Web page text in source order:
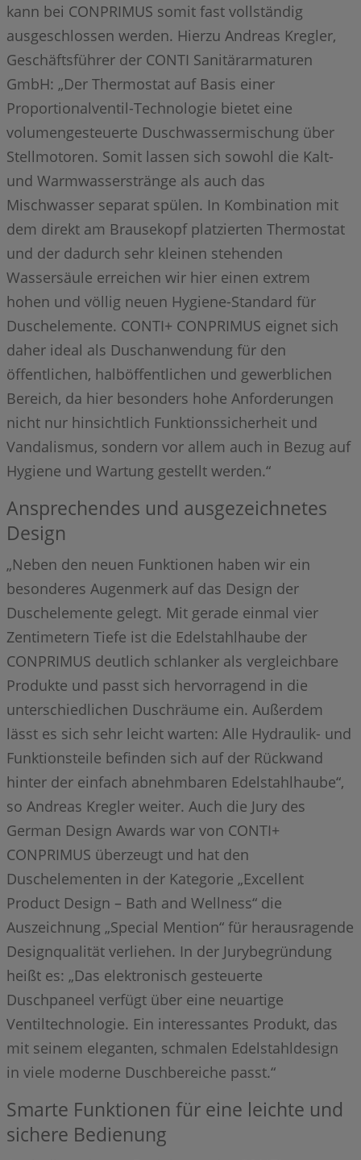
kann bei CONPRIMUS somit fast vollständig
ausgeschlossen werden. Hierzu Andreas Kregler,
Geschäftsführer der CONTI Sanitärarmaturen
GmbH: „Der Thermostat auf Basis einer
Proportionalventil-Technologie bietet eine
volumengesteuerte Duschwassermischung über
Stellmotoren. Somit lassen sich sowohl die Kalt-
und Warmwasserstränge als auch das
Mischwasser separat spülen. In Kombination mit
dem direkt am Brausekopf platzierten Thermostat
und der dadurch sehr kleinen stehenden
Wassersäule erreichen wir hier einen extrem
hohen und völlig neuen Hygiene-Standard für
Duschelemente. CONTI+ CONPRIMUS eignet sich
daher ideal als Duschanwendung für den
öffentlichen, halböffentlichen und gewerblichen
Bereich, da hier besonders hohe Anforderungen
nicht nur hinsichtlich Funktionssicherheit und
Vandalismus, sondern vor allem auch in Bezug auf
Hygiene und Wartung gestellt werden.“
Ansprechendes und ausgezeichnetes
Design
„Neben den neuen Funktionen haben wir ein
besonderes Augenmerk auf das Design der
Duschelemente gelegt. Mit gerade einmal vier
Zentimetern Tiefe ist die Edelstahlhaube der
CONPRIMUS deutlich schlanker als vergleichbare
Produkte und passt sich hervorragend in die
unterschiedlichen Duschräume ein. Außerdem
lässt es sich sehr leicht warten: Alle Hydraulik- und
Funktionsteile befinden sich auf der Rückwand
hinter der einfach abnehmbaren Edelstahlhaube“,
so Andreas Kregler weiter. Auch die Jury des
German Design Awards war von CONTI+
CONPRIMUS überzeugt und hat den
Duschelementen in der Kategorie „Excellent
Product Design – Bath and Wellness“ die
Auszeichnung „Special Mention“ für herausragende
Designqualität verliehen. In der Jurybegründung
heißt es: „Das elektronisch gesteuerte
Duschpaneel verfügt über eine neuartige
Ventiltechnologie. Ein interessantes Produkt, das
mit seinem eleganten, schmalen Edelstahldesign
in viele moderne Duschbereiche passt.“
Smarte Funktionen für eine leichte und
sichere Bedienung